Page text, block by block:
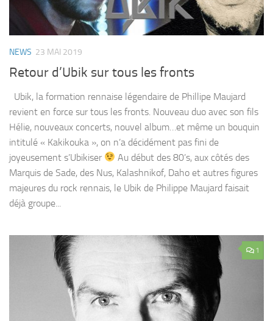
NEWS 23 MAI 2019
Retour d’Ubik sur tous les fronts
Ubik, la formation rennaise légendaire de Phillipe Maujard
revient en force sur tous les fronts. Nouveau duo avec son fils
Hélie, nouveaux concerts, nouvel album…et même un bouquin
intitulé « Kakikouka », on n’a décidément pas fini de
joyeusement s’Ubikiser
Au début des 80’s, aux côtés des
Marquis de Sade, des Nus, Kalashnikof, Daho et autres figures
majeures du rock rennais, le Ubik de Philippe Maujard faisait
déjà groupe...
1